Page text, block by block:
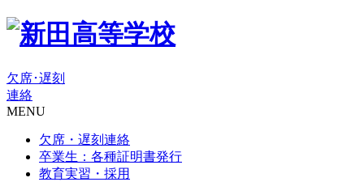
欠席･遅刻
連絡
MENU
欠席・遅刻連絡
卒業生：各種証明書発行
教育実習・採用